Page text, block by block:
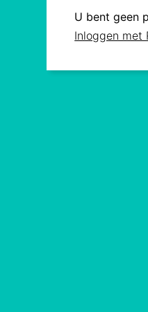
U bent geen
Inloggen met